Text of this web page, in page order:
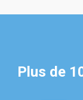
Plus de